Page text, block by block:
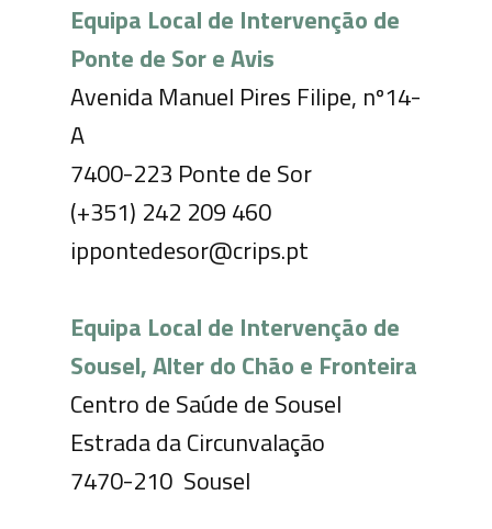
Equipa Local de Intervenção de
Ponte de Sor e Avis
Avenida Manuel Pires Filipe, nº14-
A
7400-223 Ponte de Sor
(+351) 242 209 460
ippontedesor@crips.pt
Equipa Local de Intervenção de
Sousel, Alter do Chão e Fronteira
Centro de Saúde de Sousel
Estrada da Circunvalação
7470-210 Sousel